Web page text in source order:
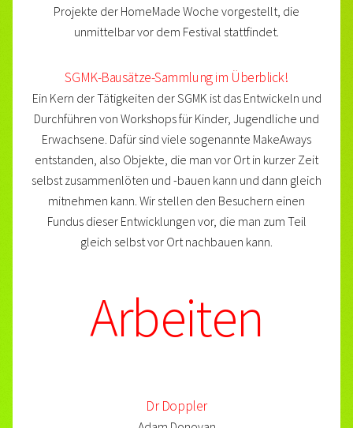
Projekte der HomeMade Woche vorgestellt, die
unmittelbar vor dem Festival stattfindet.
SGMK-Bausätze-Sammlung im Überblick!
Ein Kern der Tätigkeiten der SGMK ist das Entwickeln und
Durchführen von Workshops für Kinder, Jugendliche und
Erwachsene. Dafür sind viele sogenannte MakeAways
entstanden, also Objekte, die man vor Ort in kurzer Zeit
selbst zusammenlöten und -bauen kann und dann gleich
mitnehmen kann. Wir stellen den Besuchern einen
Fundus dieser Entwicklungen vor, die man zum Teil
gleich selbst vor Ort nachbauen kann.
Arbeiten
Dr Doppler